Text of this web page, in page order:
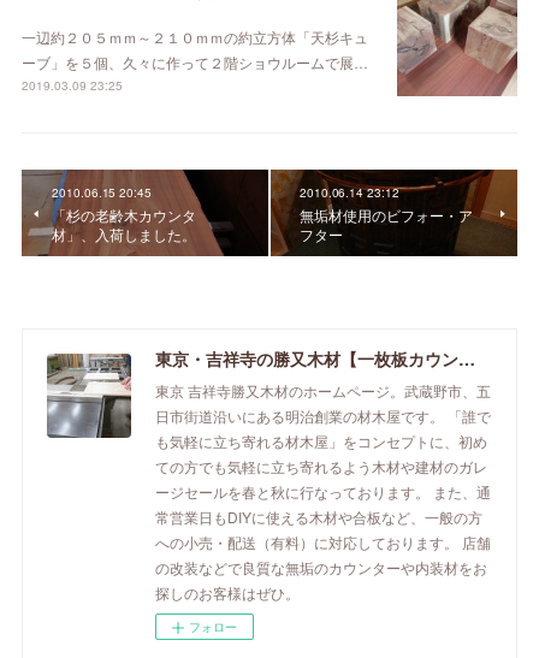
一辺約２０５ｍｍ～２１０ｍｍの約立方体「天杉キュ
ーブ」を５個、久々に作って２階ショウルームで展…
2019.03.09 23:25
2010.06.15 20:45
「杉の老齢木カウンタ
材」、入荷しました。
2010.06.14 23:12
無垢材使用のビフォー・ア
フター
東京・吉祥寺の勝又木材【一枚板カウンター】
東京 吉祥寺勝又木材のホームページ。武蔵野市、五
日市街道沿いにある明治創業の材木屋です。 「誰で
も気軽に立ち寄れる材木屋」をコンセプトに、初め
ての方でも気軽に立ち寄れるよう木材や建材のガレ
ージセールを春と秋に行なっております。 また、通
常営業日もDIYに使える木材や合板など、一般の方
への小売・配送（有料）に対応しております。 店舗
の改装などで良質な無垢のカウンターや内装材をお
探しのお客様はぜひ。
フォロー